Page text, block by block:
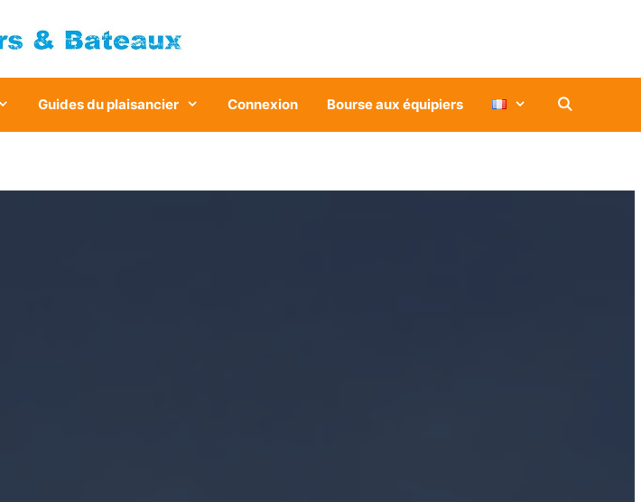
Guides du plaisancier Connexion Bourse aux équipiers